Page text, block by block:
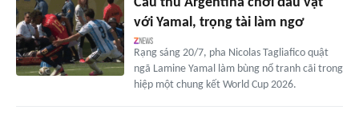
với Yamal, trọng tài làm ngơ
Rạng sáng 20/7, pha Nicolas Tagliafico quật
ngã Lamine Yamal làm bùng nổ tranh cãi trong
hiệp một chung kết World Cup 2026.